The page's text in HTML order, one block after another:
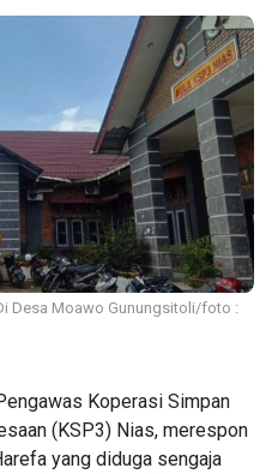
Desa Moawo Gunungsitoli/foto :
Koperasi Simpan
(KSP3) Nias, merespon
yang diduga sengaja